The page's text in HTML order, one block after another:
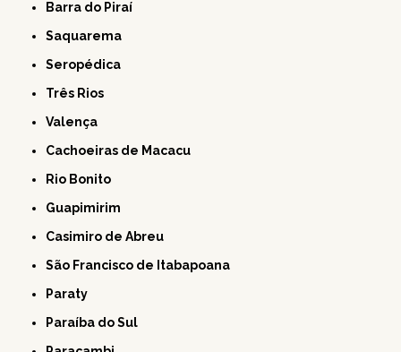
Barra do Piraí
Saquarema
Seropédica
Três Rios
Valença
Cachoeiras de Macacu
Rio Bonito
Guapimirim
Casimiro de Abreu
São Francisco de Itabapoana
Paraty
Paraíba do Sul